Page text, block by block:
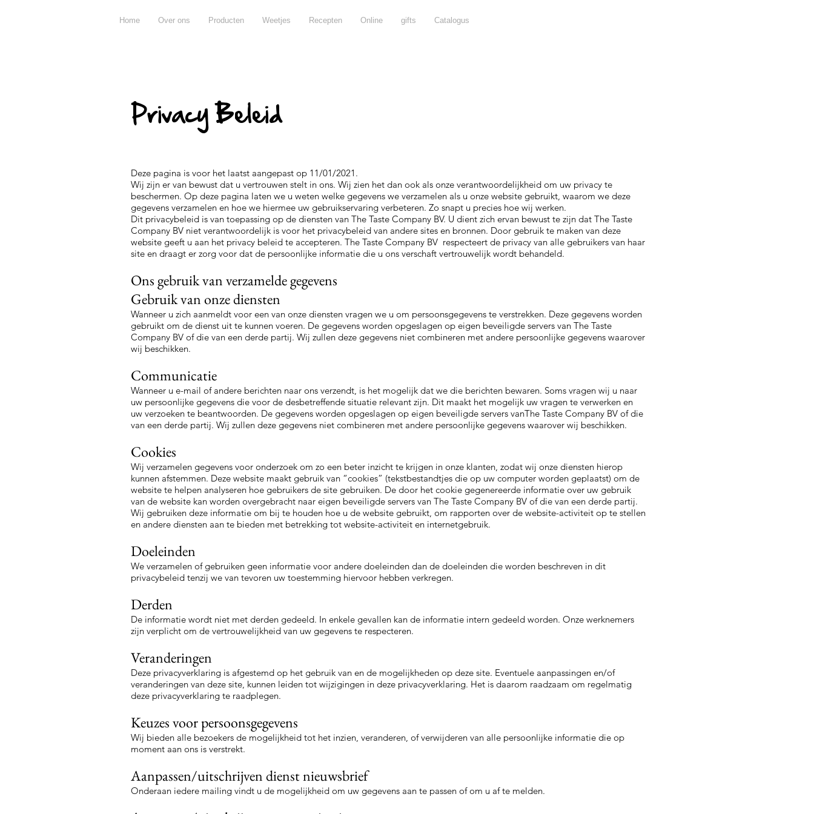
Home Over ons Producten Weetjes Recepten Online gifts Catalogus
Privacy Beleid
Deze pagina is voor het laatst aangepast op 11/01/2021.
Wij zijn er van bewust dat u vertrouwen stelt in ons. Wij zien het dan ook als onze verantwoordelijkheid om uw privacy te
beschermen. Op deze pagina laten we u weten welke gegevens we verzamelen als u onze website gebruikt, waarom we deze
gegevens verzamelen en hoe we hiermee uw gebruikservaring verbeteren. Zo snapt u precies hoe wij werken.
Dit privacybeleid is van toepassing op de diensten van The Taste Company BV. U dient zich ervan bewust te zijn dat The Taste
Company BV niet verantwoordelijk is voor het privacybeleid van andere sites en bronnen. Door gebruik te maken van deze
website geeft u aan het privacy beleid te accepteren. The Taste Company BV respecteert de privacy van alle gebruikers van haar
site en draagt er zorg voor dat de persoonlijke informatie die u ons verschaft vertrouwelijk wordt behandeld.
Ons gebruik van verzamelde gegevens
Gebruik van onze diensten
Wanneer u zich aanmeldt voor een van onze diensten vragen we u om persoonsgegevens te verstrekken. Deze gegevens worden
gebruikt om de dienst uit te kunnen voeren. De gegevens worden opgeslagen op eigen beveiligde servers van The Taste
Company BV of die van een derde partij. Wij zullen deze gegevens niet combineren met andere persoonlijke gegevens waarover
wij beschikken.
Communicatie
Wanneer u e-mail of andere berichten naar ons verzendt, is het mogelijk dat we die berichten bewaren. Soms vragen wij u naar
uw persoonlijke gegevens die voor de desbetreffende situatie relevant zijn. Dit maakt het mogelijk uw vragen te verwerken en
uw verzoeken te beantwoorden. De gegevens worden opgeslagen op eigen beveiligde servers vanThe Taste Company BV of die
van een derde partij. Wij zullen deze gegevens niet combineren met andere persoonlijke gegevens waarover wij beschikken.
Cookies
Wij verzamelen gegevens voor onderzoek om zo een beter inzicht te krijgen in onze klanten, zodat wij onze diensten hierop
kunnen afstemmen. Deze website maakt gebruik van “cookies” (tekstbestandtjes die op uw computer worden geplaatst) om de
website te helpen analyseren hoe gebruikers de site gebruiken. De door het cookie gegenereerde informatie over uw gebruik
van de website kan worden overgebracht naar eigen beveiligde servers van The Taste Company BV of die van een derde partij.
Wij gebruiken deze informatie om bij te houden hoe u de website gebruikt, om rapporten over de website-activiteit op te stellen
en andere diensten aan te bieden met betrekking tot website-activiteit en internetgebruik.
Doeleinden
We verzamelen of gebruiken geen informatie voor andere doeleinden dan de doeleinden die worden beschreven in dit
privacybeleid tenzij we van tevoren uw toestemming hiervoor hebben verkregen.
Derden
De informatie wordt niet met derden gedeeld. In enkele gevallen kan de informatie intern gedeeld worden. Onze werknemers
zijn verplicht om de vertrouwelijkheid van uw gegevens te respecteren.
Veranderingen
Deze privacyverklaring is afgestemd op het gebruik van en de mogelijkheden op deze site. Eventuele aanpassingen en/of
veranderingen van deze site, kunnen leiden tot wijzigingen in deze privacyverklaring. Het is daarom raadzaam om regelmatig
deze privacyverklaring te raadplegen.
Keuzes voor persoonsgegevens
Wij bieden alle bezoekers de mogelijkheid tot het inzien, veranderen, of verwijderen van alle persoonlijke informatie die op
moment aan ons is verstrekt.
Aanpassen/uitschrijven dienst nieuwsbrief
Onderaan iedere mailing vindt u de mogelijkheid om uw gegevens aan te passen of om u af te melden.